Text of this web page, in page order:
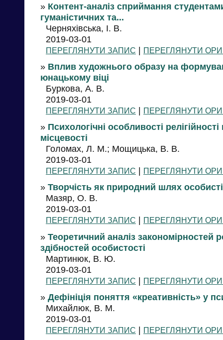
» Контент-аналіз сприймання
гуманістичних та...
Черняхівська, І. В.
2019-03-01
ПЕРЕГЛЯНУТИ ЗАПИС | ПЕРЕГЛЯНУТИ
» Вплив художнього образу на
юнацькому віці
Буркова, А. В.
2019-03-01
ПЕРЕГЛЯНУТИ ЗАПИС | ПЕРЕГЛЯНУТИ
» Психологічні особливості релігійності
місцевості
Голомах, Л. М.; Мощицька, В. В.
2019-03-01
ПЕРЕГЛЯНУТИ ЗАПИС | ПЕРЕГЛЯНУТИ
» Творчість як природний шлях
Мазяр, О. В.
2019-03-01
ПЕРЕГЛЯНУТИ ЗАПИС | ПЕРЕГЛЯНУТИ
» Теоретичний аналіз закономірностей
здібностей особистості
Мартинюк, В. Ю.
2019-03-01
ПЕРЕГЛЯНУТИ ЗАПИС | ПЕРЕГЛЯНУТИ
» Дефініція поняття «креативність» у
Михайлюк, В. М.
2019-03-01
ПЕРЕГЛЯНУТИ ЗАПИС | ПЕРЕГЛЯНУТИ